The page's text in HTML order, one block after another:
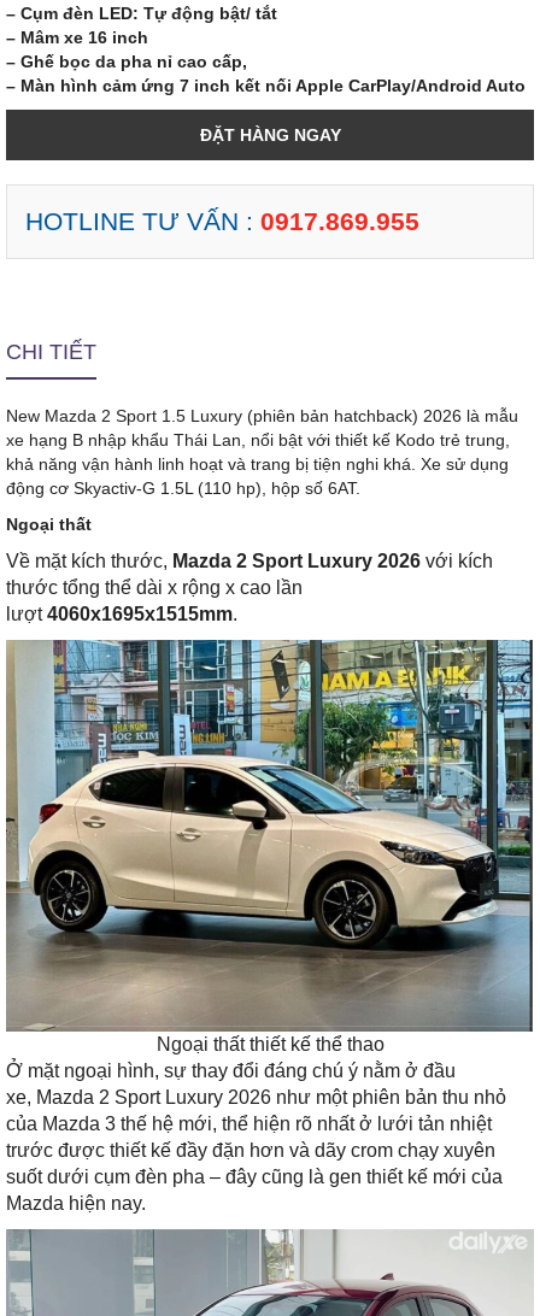
– Cụm đèn LED: Tự động bật/ tắt
– Mâm xe 16 inch
– Ghế bọc da pha nỉ cao cấp,
– Màn hình cảm ứng 7 inch kết nối Apple CarPlay/Android Auto
ĐẶT HÀNG NGAY
HOTLINE TƯ VẤN : 0917.869.955
CHI TIẾT
New Mazda 2 Sport 1.5 Luxury (phiên bản hatchback) 2026 là mẫu
xe hạng B nhập khẩu Thái Lan, nổi bật với thiết kế Kodo trẻ trung,
khả năng vận hành linh hoạt và trang bị tiện nghi khá. Xe sử dụng
động cơ Skyactiv-G 1.5L (110 hp), hộp số 6AT.
Ngoại thất
Về mặt kích thước, Mazda 2 Sport Luxury 2026 với kích
thước tổng thể dài x rộng x cao lần
lượt4060x1695x1515mm.
Ngoại thất thiết kế thể thao
Ở mặt ngoại hình, sự thay đổi đáng chú ý nằm ở đầu
xe, Mazda 2 Sport Luxury 2026 như một phiên bản thu nhỏ
của Mazda 3 thế hệ mới, thể hiện rõ nhất ở lưới tản nhiệt
trước được thiết kế đầy đặn hơn và dãy crom chạy xuyên
suốt dưới cụm đèn pha – đây cũng là gen thiết kế mới của
Mazda hiện nay.